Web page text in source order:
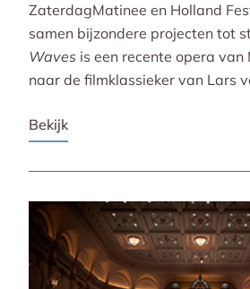
ZaterdagMatinee en Holland
samen bijzondere projecten tot
Waves is een recente opera van
naar de filmklassieker van Lars
met live muziek van Caroline
Bekijk